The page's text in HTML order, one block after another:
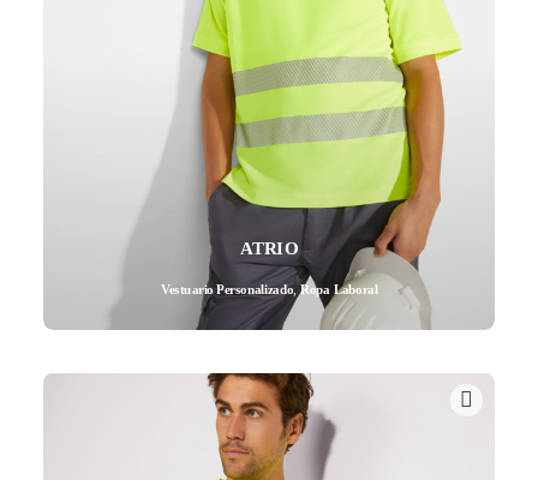
ATRIO
Vestuario Personalizado, Ropa Laboral